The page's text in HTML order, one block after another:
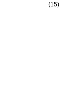
(15)